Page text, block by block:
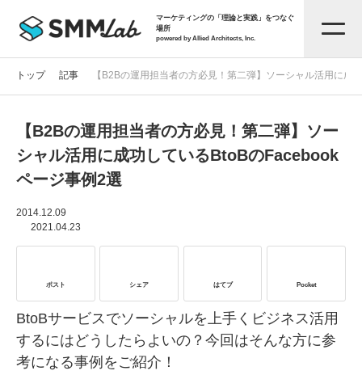
マーケティングの「理論と実践」をつなぐ
場所
powered by Allied Architects, Inc.
記事一覧
お役立ち資料
サービス資料
トップ 記事 【B2Bの運用担当者の方必見！第二弾】ソーシャル活用に
【B2Bの運用担当者の方必見！第二弾】ソー
シャル活用に成功しているBtoBのFacebook
ページ事例2選
2014.12.09
2021.04.23
ポスト シェア はてブ Pocket
BtoBサービスでソーシャルを上手くビジネス活用
するにはどうしたらよいの？今回はそんな方に参
考になる事例をご紹介！